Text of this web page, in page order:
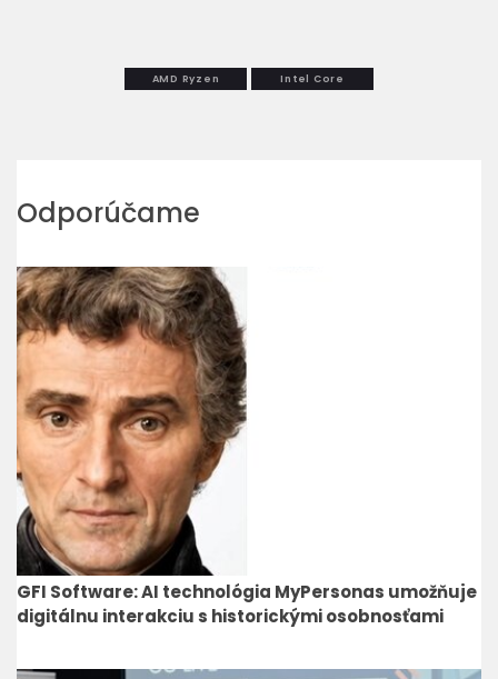
AMD Ryzen Intel Core
Odporúčame
GFI Software: AI technológia MyPersonas umožňuje
digitálnu interakciu s historickými osobnosťami